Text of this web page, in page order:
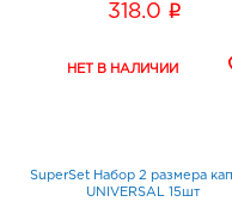
318.0 i
SuperSet Набор 2 размера
UNIVERSAL 15шт